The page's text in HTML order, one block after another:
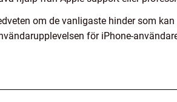
om de vanligaste hinder som
för iPhone-